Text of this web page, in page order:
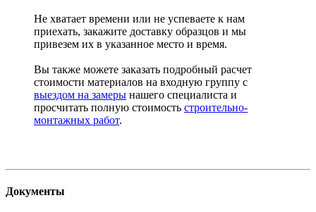
Не хватает времени или не успеваете к нам
приехать, закажите доставку образцов и мы
привезем их в указанное место и время.
Вы также можете заказать подробный расчет
стоимости материалов на входную группу с
выездом на замеры нашего специалиста и
просчитать полную стоимость строительно-
монтажных работ.
Документы